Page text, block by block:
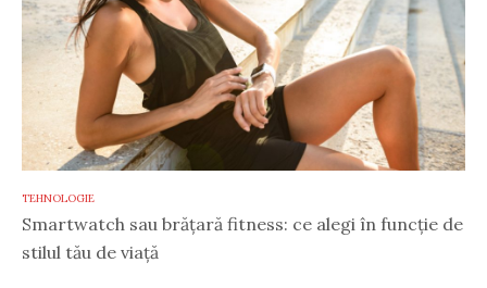
TEHNOLOGIE
Smartwatch sau brățară fitness: ce alegi în funcție de
stilul tău de viață